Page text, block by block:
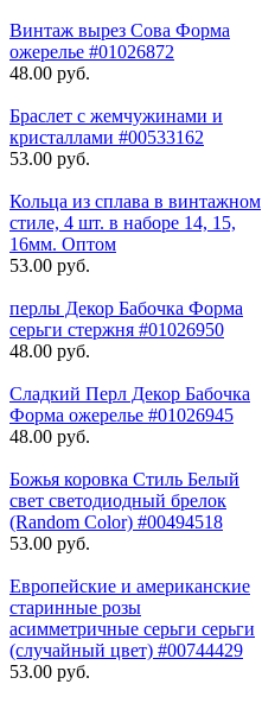
Винтаж вырез Сова Форма
ожерелье #01026872
48.00 руб.
Браслет с жемчужинами и
кристаллами #00533162
53.00 руб.
Кольца из сплава в винтажном
стиле, 4 шт. в наборе 14, 15,
16мм. Оптом
53.00 руб.
перлы Декор Бабочка Форма
серьги стержня #01026950
48.00 руб.
Сладкий Перл Декор Бабочка
Форма ожерелье #01026945
48.00 руб.
Божья коровка Стиль Белый
свет светодиодный брелок
(Random Color) #00494518
53.00 руб.
Европейские и американские
старинные розы
асимметричные серьги серьги
(случайный цвет) #00744429
53.00 руб.